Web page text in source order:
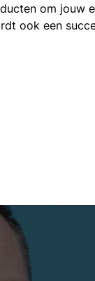
om jouw
ook een